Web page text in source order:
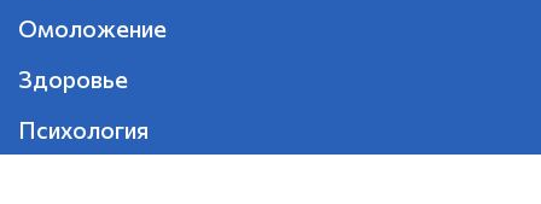
Омоложение
Здоровье
Психология